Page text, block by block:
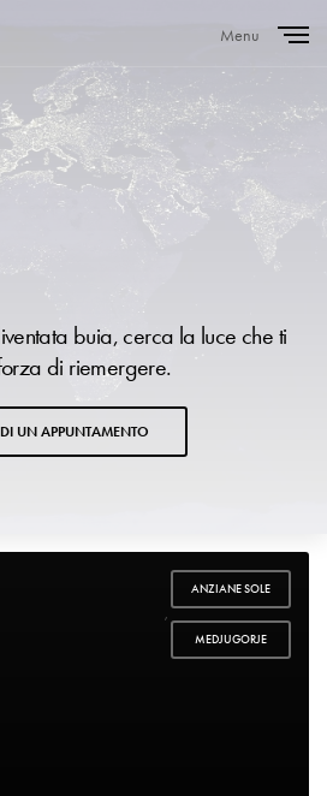
Menu
buia, cerca la luce che ti
di riemergere.
UN APPUNTAMENTO
ANZIANE SOLE
,
MEDJUGORJE